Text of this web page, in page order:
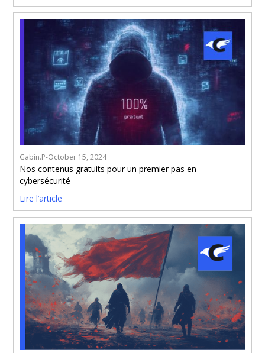
Gabin.P-October 15, 2024
Nos contenus gratuits pour un premier pas en
cybersécurité
Lire l’article